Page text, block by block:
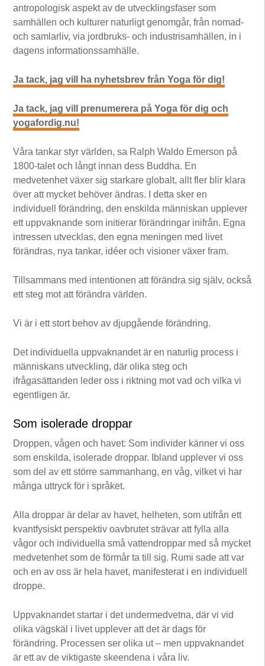
antropologisk aspekt av de utvecklingsfaser som
samhällen och kulturer naturligt genomgår, från nomad-
och samlarliv, via jordbruks- och industrisamhällen, in i
dagens informationssamhälle.
Ja tack, jag vill ha nyhetsbrev från Yoga för dig!
Ja tack, jag vill prenumerera på Yoga för dig och
yogafordig.nu!
Våra tankar styr världen, sa Ralph Waldo Emerson på
1800-talet och långt innan dess Buddha. En
medvetenhet växer sig starkare globalt, allt fler blir klara
över att mycket behöver ändras. I detta sker en
individuell förändring, den enskilda människan upplever
ett uppvaknande som initierar förändringar inifrån. Egna
intressen utvecklas, den egna meningen med livet
förändras, nya tankar, idéer och visioner växer fram.
Tillsammans med intentionen att förändra sig själv, också
ett steg mot att förändra världen.
Vi är i ett stort behov av djupgående förändring.
Det individuella uppvaknandet är en naturlig process i
människans utveckling, där olika steg och
ifrågasättanden leder oss i riktning mot vad och vilka vi
egentligen är.
Som isolerade droppar
Droppen, vågen och havet: Som individer känner vi oss
som enskilda, isolerade droppar. Ibland upplever vi oss
som del av ett större sammanhang, en våg, vilket vi har
många uttryck för i språket.
Alla droppar är delar av havet, helheten, som utifrån ett
kvantfysiskt perspektiv oavbrutet strävar att fylla alla
vågor och individuella små vattendroppar med så mycket
medvetenhet som de förmår ta till sig. Rumi sade att var
och en av oss är hela havet, manifesterat i en individuell
droppe.
Uppvaknandet startar i det undermedvetna, där vi vid
olika vägskäl i livet upplever att det är dags för
förändring. Processen ser olika ut – men uppvaknandet
är ett av de viktigaste skeendena i våra liv.